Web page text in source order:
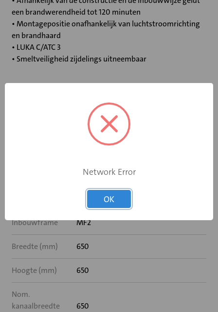
een brandwerendheid tot 120 minuten
• Montagepositie onafhankelijk van luchtstroomrichting
en brandhaard
• LUKA C/ATC 3
• Smeltveiligheid zijdelings uitneembaar
Standaard smeltpatroon
Inbouwframe MF2
Breedte (mm) 650
Hoogte (mm) 650
Nom.
kanaalbreedte
650
Network Error
OK